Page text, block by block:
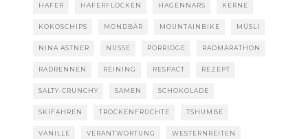
HAFER HAFERFLOCKEN HAGENNARS KERNE
KOKOSCHIPS MONDBÄR MOUNTAINBIKE MÜSLI
NINA ASTNER NÜSSE PORRIDGE RADMARATHON
RADRENNEN REINING RESPACT REZEPT
SALTY-CRUNCHY SAMEN SCHOKOLADE
SKIFAHREN TROCKENFRÜCHTE TSHUMBE
VANILLE VERANTWORTUNG WESTERNREITEN